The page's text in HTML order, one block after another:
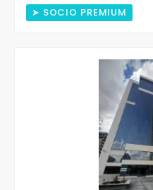
➤ SOCIO PREMIUM